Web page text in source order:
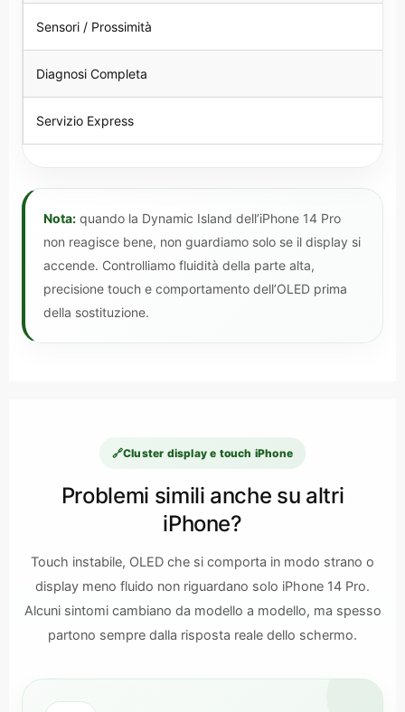
Sensori / Prossimità
Diagnosi Completa
Servizio Express
Nota: quando la Dynamic Island dell’iPhone 14 Pro
non reagisce bene, non guardiamo solo se il display si
accende. Controlliamo fluidità della parte alta,
precisione touch e comportamento dell’OLED prima
della sostituzione.
🔗Cluster display e touch iPhone
Problemi simili anche su altri
iPhone?
Touch instabile, OLED che si comporta in modo strano o
display meno fluido non riguardano solo iPhone 14 Pro.
Alcuni sintomi cambiano da modello a modello, ma spesso
partono sempre dalla risposta reale dello schermo.